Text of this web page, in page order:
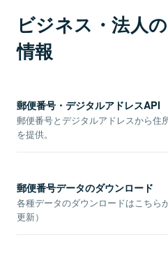
ビジネス・法人
情報
郵便番号・デジタルアドレスAPI
郵便番号とデジタルアドレスから住
を提供。
郵便番号データのダウンロード
各種データのダウンロードはこちら
更新）